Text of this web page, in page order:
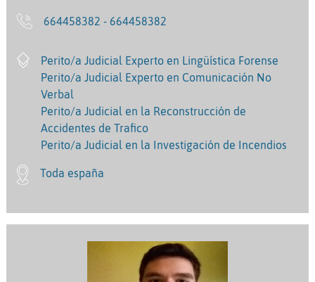
664458382 - 664458382
Perito/a Judicial Experto en Lingüística Forense
Perito/a Judicial Experto en Comunicación No
Verbal
Perito/a Judicial en la Reconstrucción de
Accidentes de Trafico
Perito/a Judicial en la Investigación de Incendios
Toda españa